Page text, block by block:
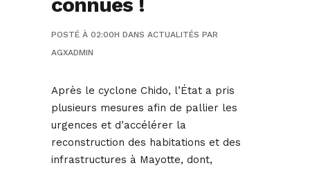
POSTÉ À 02:00H DANS ACTUALITÉS PAR
AGXADMIN
Après le cyclone Chido, l’État a pris
plusieurs mesures afin de pallier les
urgences et d’accélérer la
reconstruction des habitations et des
infrastructures à Mayotte, dont,